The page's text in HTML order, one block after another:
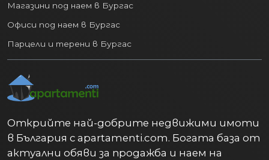
Магазини под наем в Бургас
Офиси под наем в Бургас
Парцели и терени в Бургас
Открийте най-добрите недвижими имоти
в България с apartamenti.com. Богата база от
актуални обяви за продажба и наем на